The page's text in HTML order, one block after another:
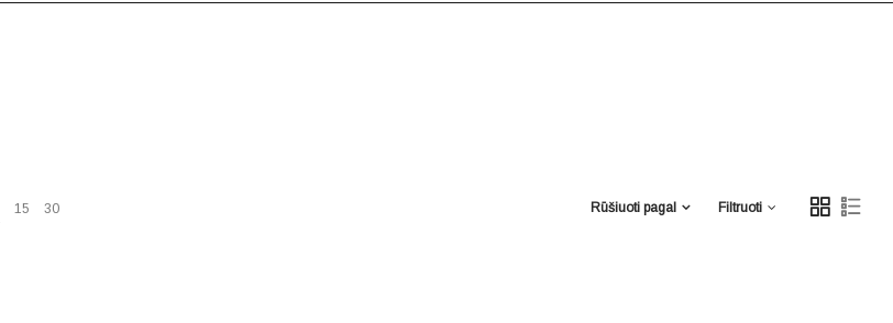
15 30 Filtruoti
Rūšiuoti pagal